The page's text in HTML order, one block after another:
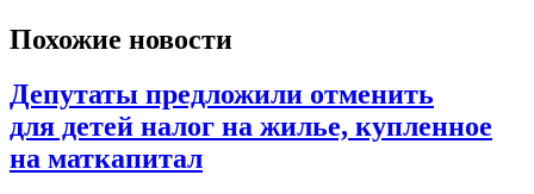
Похожие новости
Депутаты предложили отменить
для детей налог на жилье, купленное
на маткапитал